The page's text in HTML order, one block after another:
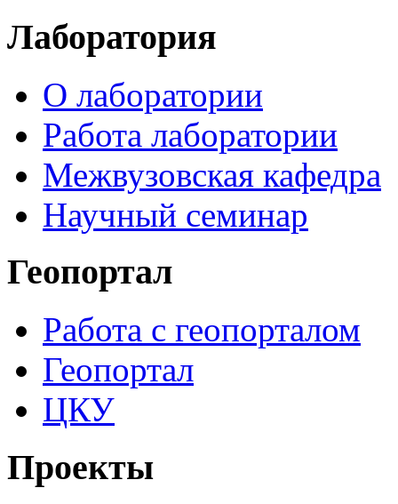
Лаборатория
О лаборатории
Работа лаборатории
Межвузовская кафедра
Научный семинар
Геопортал
Работа с геопорталом
Геопортал
ЦКУ
Проекты